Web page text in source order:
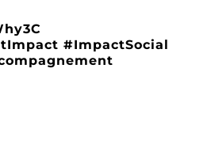
#ImpactSocial